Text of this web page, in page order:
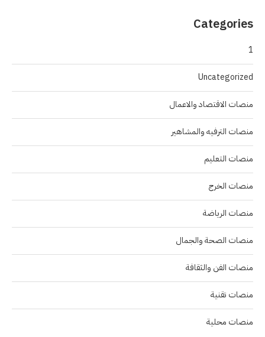
Categories
1
Uncategorized
منصات الاقتصاد والاعمال
منصات الترفيه والمشاهير
منصات التعليم
منصات الخرج
منصات الرياضة
منصات الصحة والجمال
منصات الفن والثقافة
منصات تقنية
منصات محلية